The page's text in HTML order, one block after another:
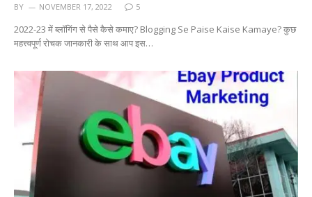
BY NOVEMBER 17, 2022 5
2022-23 में ब्लॉगिंग से पैसे कैसे कमाए? Blogging Se Paise Kaise Kamaye? कुछ
महत्त्वपूर्ण रोचक जानकारी के साथ आप इस…